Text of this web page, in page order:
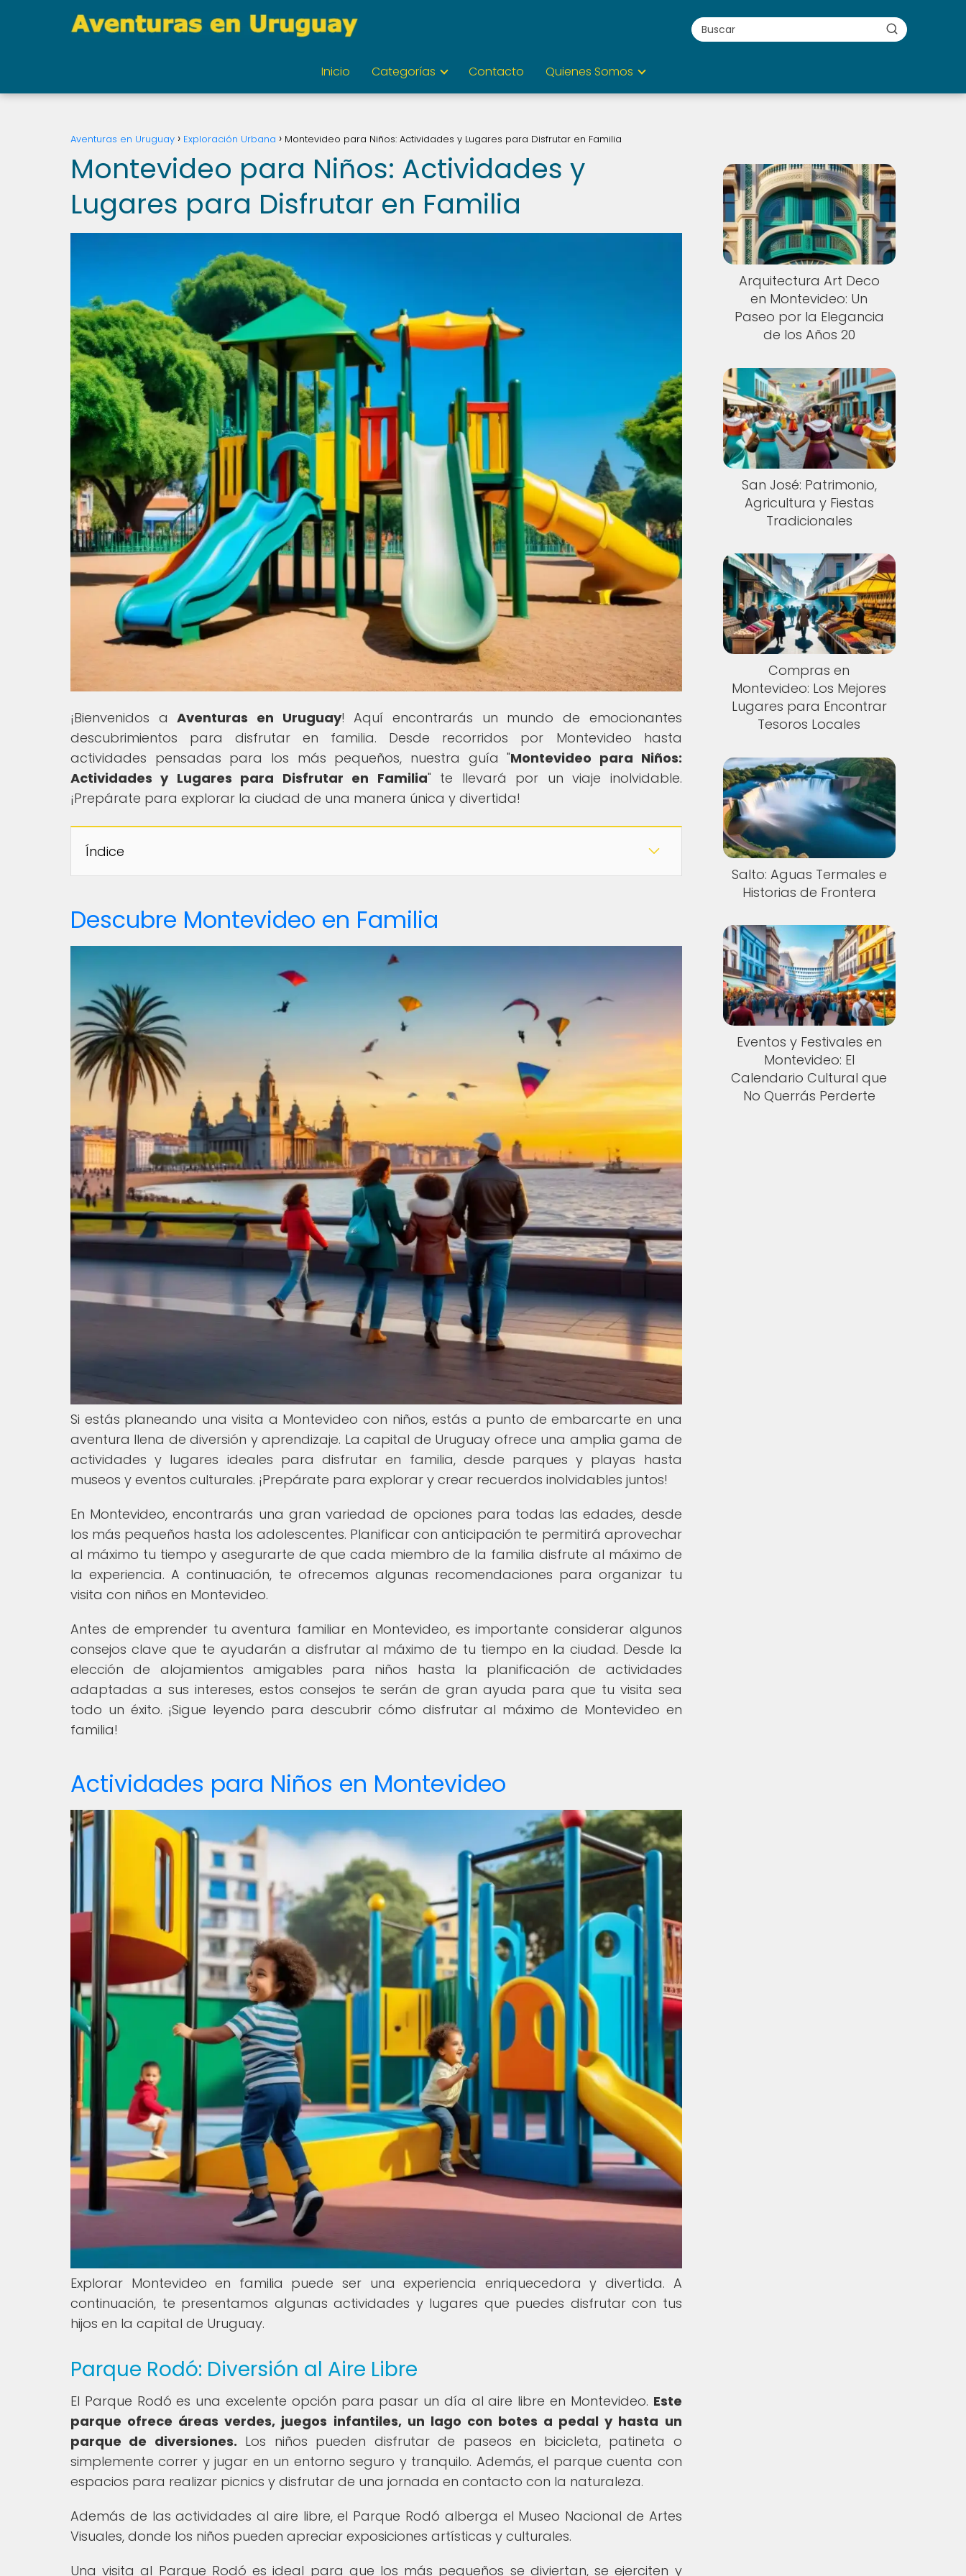
Inicio Categorías Contacto Quienes Somos
Aventuras en Uruguay Exploración Urbana Montevideo para Niños: Actividades y Lugares para Disfrutar en Familia
Montevideo para Niños: Actividades y
Lugares para Disfrutar en Familia
¡Bienvenidos aAventuras en Uruguay! Aquí encontrarás un mundo de emocionantes
descubrimientos para disfrutar en familia. Desde recorridos por Montevideo hasta
actividades pensadas para los más pequeños, nuestra guía "Montevideo para Niños:
Actividades y Lugares para Disfrutar en Familia" te llevará por un viaje inolvidable.
¡Prepárate para explorar la ciudad de una manera única y divertida!
Índice
Descubre Montevideo en Familia
Si estás planeando una visita a Montevideo con niños, estás a punto de embarcarte en una
aventura llena de diversión y aprendizaje. La capital de Uruguay ofrece una amplia gama de
actividades y lugares ideales para disfrutar en familia, desde parques y playas hasta
museos y eventos culturales. ¡Prepárate para explorar y crear recuerdos inolvidables juntos!
En Montevideo, encontrarás una gran variedad de opciones para todas las edades, desde
los más pequeños hasta los adolescentes. Planificar con anticipación te permitirá aprovechar
al máximo tu tiempo y asegurarte de que cada miembro de la familia disfrute al máximo de
la experiencia. A continuación, te ofrecemos algunas recomendaciones para organizar tu
visita con niños en Montevideo.
Antes de emprender tu aventura familiar en Montevideo, es importante considerar algunos
consejos clave que te ayudarán a disfrutar al máximo de tu tiempo en la ciudad. Desde la
elección de alojamientos amigables para niños hasta la planificación de actividades
adaptadas a sus intereses, estos consejos te serán de gran ayuda para que tu visita sea
todo un éxito. ¡Sigue leyendo para descubrir cómo disfrutar al máximo de Montevideo en
familia!
Actividades para Niños en Montevideo
Explorar Montevideo en familia puede ser una experiencia enriquecedora y divertida. A
continuación, te presentamos algunas actividades y lugares que puedes disfrutar con tus
hijos en la capital de Uruguay.
Parque Rodó: Diversión al Aire Libre
El Parque Rodó es una excelente opción para pasar un día al aire libre en Montevideo. Este
parque ofrece áreas verdes, juegos infantiles, un lago con botes a pedal y hasta un
parque de diversiones. Los niños pueden disfrutar de paseos en bicicleta, patineta o
simplemente correr y jugar en un entorno seguro y tranquilo. Además, el parque cuenta con
espacios para realizar picnics y disfrutar de una jornada en contacto con la naturaleza.
Además de las actividades al aire libre, el Parque Rodó alberga el Museo Nacional de Artes
Visuales, donde los niños pueden apreciar exposiciones artísticas y culturales.
Una visita al Parque Rodó es ideal para que los más pequeños se diviertan, se ejerciten y
Arquitectura Art Deco
en Montevideo: Un
Paseo por la Elegancia
de los Años 20
San José: Patrimonio,
Agricultura y Fiestas
Tradicionales
Compras en
Montevideo: Los Mejores
Lugares para Encontrar
Tesoros Locales
Salto: Aguas Termales e
Historias de Frontera
Eventos y Festivales en
Montevideo: El
Calendario Cultural que
No Querrás Perderte